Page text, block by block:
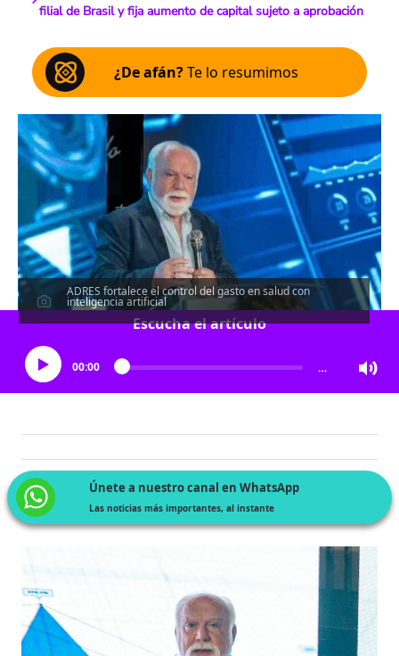
filial de Brasil y fija aumento de capital sujeto a aprobación
¿De afán?Te lo resumimos
ADRES fortalece el control del gasto en salud con
inteligencia artificial
Escucha el artículo
00:00 …
Únete a nuestro canal en WhatsApp
Las noticias más importantes, al instante